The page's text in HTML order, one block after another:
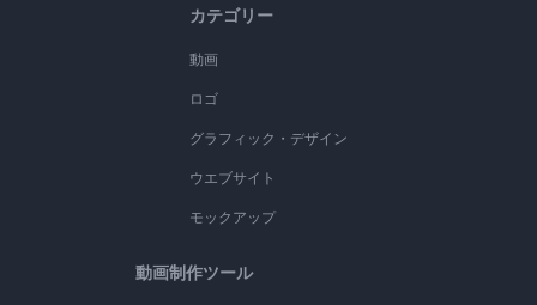
カテゴリー
動画
ロゴ
グラフィック・デザイン
ウエブサイト
モックアップ
動画制作ツール